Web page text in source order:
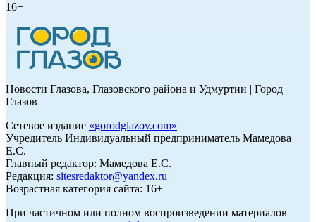
16+
Новости Глазова, Глазовского района и Удмуртии | Город
Глазов
Сетевое издание «gorodglazov.com»
Учредитель Индивидуальный предприниматель Мамедова
Е.С.
Главный редактор: Мамедова Е.С.
Редакция: sitesredaktor@yandex.ru
Возрастная категория сайта: 16+
При частичном или полном воспроизведении материалов